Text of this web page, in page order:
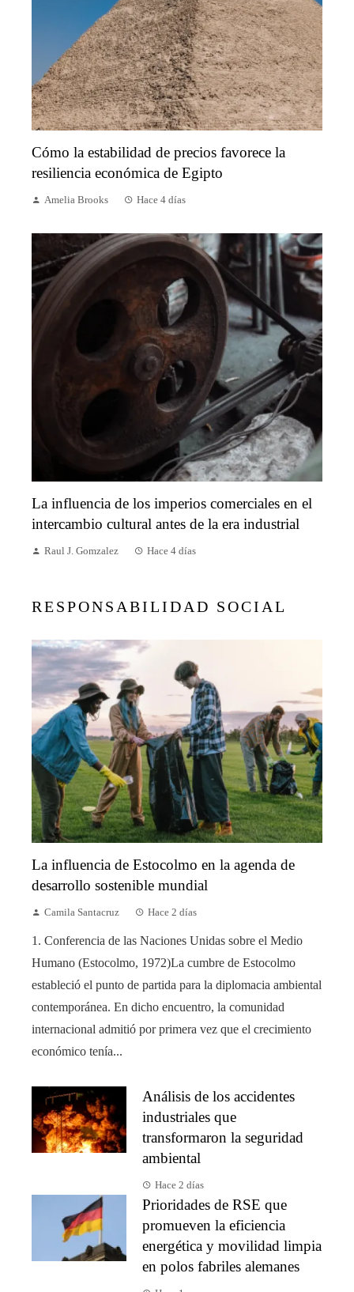
Cómo la estabilidad de precios favorece la
resiliencia económica de Egipto
Amelia Brooks Hace 4 días
La influencia de los imperios comerciales en el
intercambio cultural antes de la era industrial
Raul J. Gomzalez Hace 4 días
RESPONSABILIDAD SOCIAL
La influencia de Estocolmo en la agenda de
desarrollo sostenible mundial
Camila Santacruz Hace 2 días
1. Conferencia de las Naciones Unidas sobre el Medio
Humano (Estocolmo, 1972)La cumbre de Estocolmo
estableció el punto de partida para la diplomacia ambiental
contemporánea. En dicho encuentro, la comunidad
internacional admitió por primera vez que el crecimiento
económico tenía...
Análisis de los accidentes
industriales que
transformaron la seguridad
ambiental
Hace 2 días
Prioridades de RSE que
promueven la eficiencia
energética y movilidad limpia
en polos fabriles alemanes